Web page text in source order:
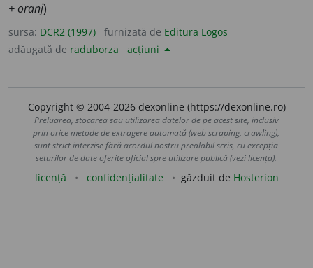
+ oranj)
sursa: DCR2 (1997) furnizată de Editura Logos
adăugată de raduborza acțiuni
Copyright © 2004-2026 dexonline (https://dexonline.ro)
Preluarea, stocarea sau utilizarea datelor de pe acest site, inclusiv
prin orice metode de extragere automată (web scraping, crawling),
sunt strict interzise fără acordul nostru prealabil scris, cu excepția
seturilor de date oferite oficial spre utilizare publică (vezi licența).
licență confidențialitate găzduit de Hosterion